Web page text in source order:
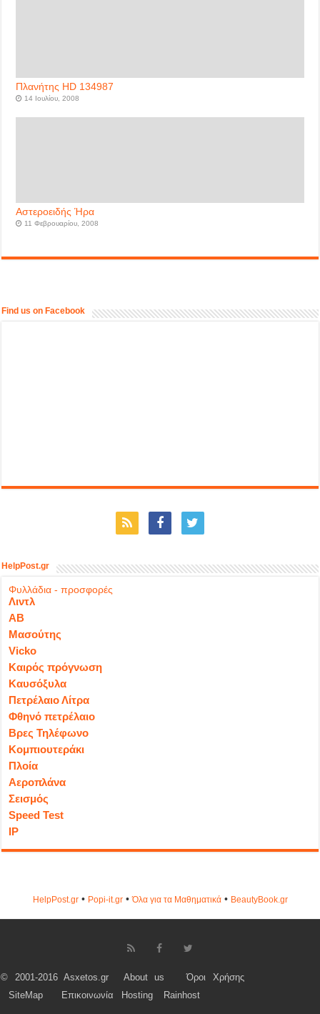
Πλανήτης HD 134987
14 Ιουλίου, 2008
Αστεροειδής Ήρα
11 Φεβρουαρίου, 2008
Find us on Facebook
HelpPost.gr
Φυλλάδια - προσφορές
Λιντλ
ΑΒ
Μασούτης
Vicko
Καιρός πρόγνωση
Καυσόξυλα
Πετρέλαιο Λίτρα
Φθηνό πετρέλαιο
Βρες Τηλέφωνο
Κομπιουτεράκι
Πλοία
Αεροπλάνα
Σεισμός
Speed Test
IP
HelpPost.gr• Popi-it.gr•Όλα για τα Μαθηματικά• ΒeautyΒook.gr
© 2001-2016 Asxetos.gr About us
Όροι Χρήσης
SiteMap
Επικοινωνία Hosting Rainhost